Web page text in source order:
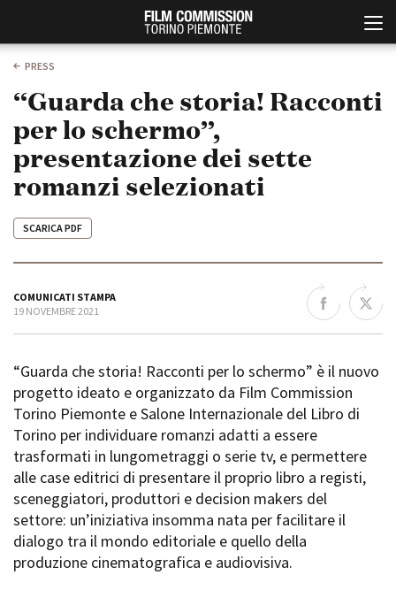
Chi siamo
La sede
Partner
Rete regionale
Bilancio sociale
Amministrazione
trasparente
Bandi e gare
Sostenibilità ambientale
SERVIZI
EVENTI, SPECIALI
Anteprime in Piemonte
Avenue Cove - Erasmus +
Guarda che storia!
La Grazia - Immagini e
location della Torino di Paolo
Sorrentino
Open Day
Ciak in TOur!
FESTIVAL, MARKETS,
AWARDS
International Film Festival
PRESS
“Guarda che storia! Racconti
per lo schermo”,
presentazione dei sette
romanzi selezionati
SCARICA PDF
COMUNICATI STAMPA
19 NOVEMBRE 2021
“Guarda che storia! Racconti per lo schermo” è il nuovo
progetto ideato e organizzato da Film Commission
Torino Piemonte e Salone Internazionale del Libro di
Torino per individuare romanzi adatti a essere
trasformati in lungometraggi o serie tv, e permettere
alle case editrici di presentare il proprio libro a registi,
sceneggiatori, produttori e decision makers del
settore: un’iniziativa insomma nata per facilitare il
dialogo tra il mondo editoriale e quello della
produzione cinematografica e audiovisiva.